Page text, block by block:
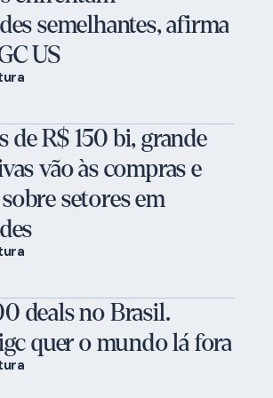
semelhantes, afirma
US
de R$ 150 bi, grande
vão às compras e
setores em
deals no Brasil.
quer o mundo lá fora